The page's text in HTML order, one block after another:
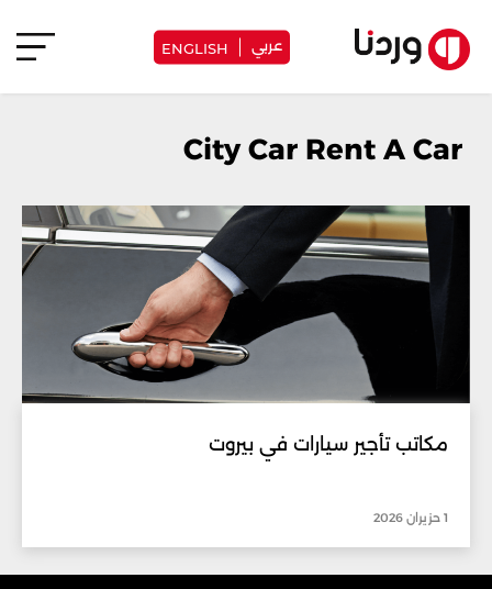
عربي ENGLISH
مكاتب تأجير سيارات في بيروت
1 حزيران 2026